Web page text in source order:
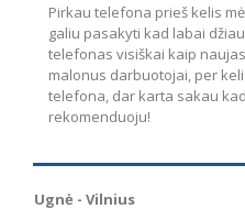
Pirkau telefona prieš kelis
galiu pasakyti kad labai
telefonas visiškai kaip
malonus darbuotojai, per
telefona, dar karta sakau
rekomenduoju!
Ugnė - Vilnius